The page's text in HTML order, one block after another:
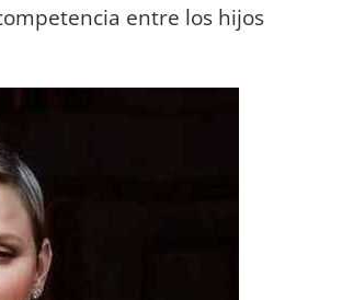
entre los hijos